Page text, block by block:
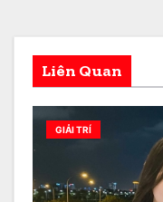
Liên Quan
GIẢI TRÍ